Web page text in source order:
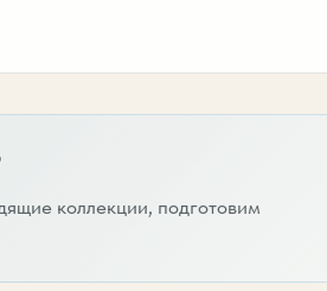
коллекции, подготовим